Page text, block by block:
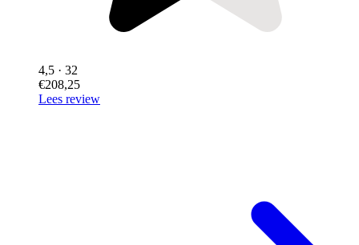
4,5 · 32
€208,25
Lees review